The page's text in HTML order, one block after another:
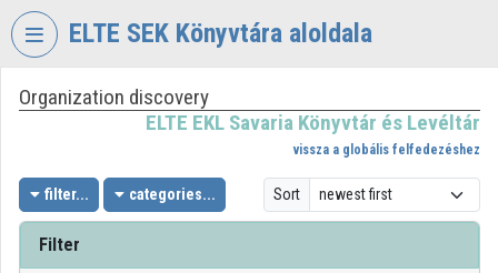
Skip header
ELTE SEK Könyvtára aloldala
VIDEOTORIUM
EKL
SAVARIA
KÖNYVTÁR
Organization discovery
ELTE EKL Savaria Könyvtár és Levéltár
vissza a globális felfedezéshez
filter... categories... Sort
Filter